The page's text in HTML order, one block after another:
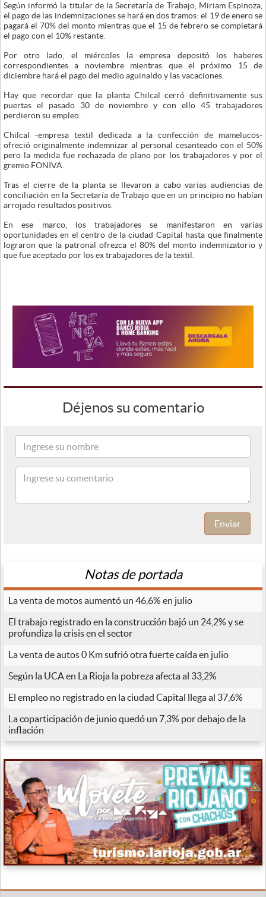
Según informó la titular de la Secretaría de Trabajo, Miriam Espinoza,
el pago de las indemnizaciones se hará en dos tramos: el 19 de enero se
pagará el 70% del monto mientras que el 15 de febrero se completará
el pago con el 10% restante.
Por otro lado, el miércoles la empresa depositó los haberes
correspondientes a noviembre mientras que el próximo 15 de
diciembre hará el pago del medio aguinaldo y las vacaciones.
Hay que recordar que la planta Chilcal cerró definitivamente sus
puertas el pasado 30 de noviembre y con ello 45 trabajadores
perdieron su empleo.
Chilcal -empresa textil dedicada a la confección de mamelucos-
ofreció originalmente indemnizar al personal cesanteado con el 50%
pero la medida fue rechazada de plano por los trabajadores y por el
gremio FONIVA.
Tras el cierre de la planta se llevaron a cabo varias audiencias de
conciliación en la Secretaría de Trabajo que en un principio no habían
arrojado resultados positivos.
En ese marco, los trabajadores se manifestaron en varias
oportunidades en el centro de la ciudad Capital hasta que finalmente
lograron que la patronal ofrezca el 80% del monto indemnizatorio y
que fue aceptado por los ex trabajadores de la textil.
Déjenos su comentario
Enviar
Notas de portada
La venta de motos aumentó un 46,6% en julio
El trabajo registrado en la construcción bajó un 24,2% y se
profundiza la crisis en el sector
La venta de autos 0 Km sufrió otra fuerte caída en julio
Según la UCA en La Rioja la pobreza afecta al 33,2%
El empleo no registrado en la ciudad Capital llega al 37,6%
La coparticipación de junio quedó un 7,3% por debajo de la
inflación